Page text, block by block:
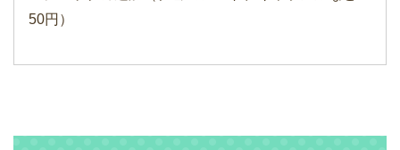
50円）